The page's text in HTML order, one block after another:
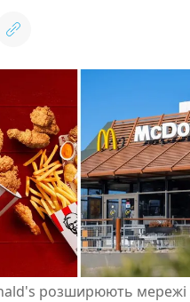
розширюють мережі